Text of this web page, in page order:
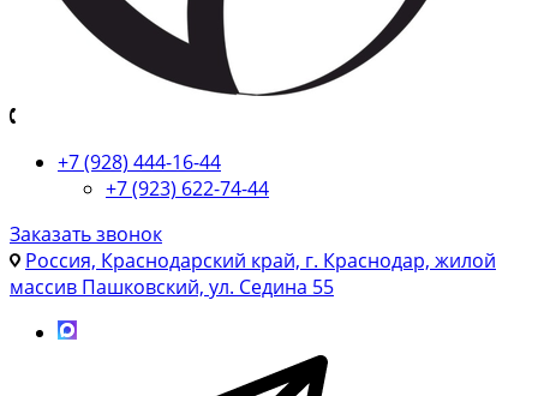
+7 (928) 444-16-44
+7 (923) 622-74-44
Заказать звонок
Россия, Краснодарский край, г. Краснодар, жилой
массив Пашковский, ул. Седина 55